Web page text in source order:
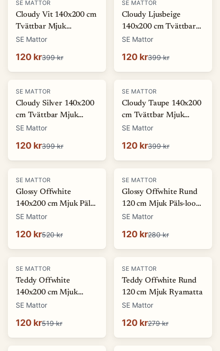
SE MATTOR
Cloudy Vit 140x200 cm
Tvättbar Mjuk
Ryamatta
SE Mattor
120 kr399 kr
SE MATTOR
Cloudy Ljusbeige
140x200 cm Tvättbar
Mjuk Ryamatta
SE Mattor
120 kr399 kr
-70%
SE MATTOR
Cloudy Silver 140x200
cm Tvättbar Mjuk
Ryamatta
SE Mattor
120 kr399 kr
-70%
SE MATTOR
Cloudy Taupe 140x200
cm Tvättbar Mjuk
Ryamatta
SE Mattor
120 kr399 kr
-77 %
SE MATTOR
Glossy Offwhite
140x200 cm Mjuk Päls-
look Matta
SE Mattor
120 kr520 kr
-57%
SE MATTOR
Glossy Offwhite Rund
120 cm Mjuk Päls-look
Matta
SE Mattor
120 kr280 kr
-77 %
SE MATTOR
Teddy Offwhite
140x200 cm Mjuk
Ryamatta
SE Mattor
120 kr519 kr
-57%
SE MATTOR
Teddy Offwhite Rund
120 cm Mjuk Ryamatta
SE Mattor
120 kr279 kr